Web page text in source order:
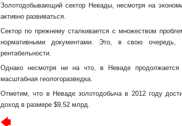
Золотодобывающий сектор Невады, несмотря на
активно развиваться.
Сектор по прежнему сталкивается с множеством
нормативными документами. Это, в свою очередь,
рентабельности.
Однако несмотря ни на что, в Неваде продолжается
масштабная геологоразведка.
Отметим, что в Неваде золотодобыча в 2012 году
доход в размере $9,52 млрд.